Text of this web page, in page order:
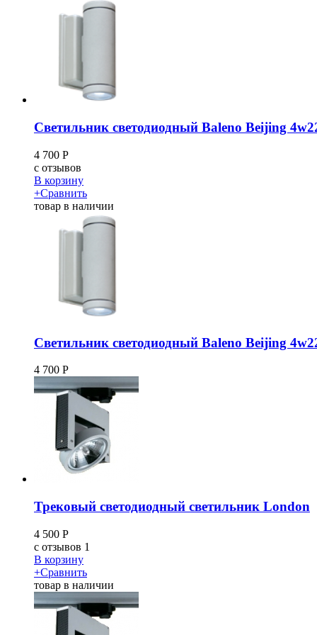
Светильник светодиодный Baleno Beijing
4 700 Р
c отзывов
В корзину
+Сравнить
товар в наличии
Светильник светодиодный Baleno Beijing
4 700 Р
Трековый светодиодный светильник London
4 500 Р
c отзывов 1
В корзину
+Сравнить
товар в наличии